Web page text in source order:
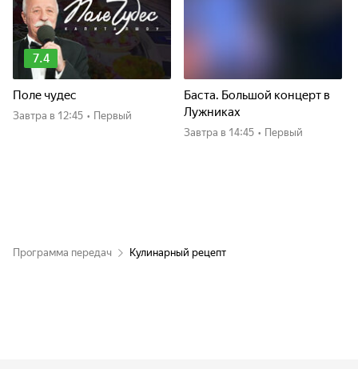
7.4
Поле чудес
Завтра в 12:45 • Первый
Баста. Большой концерт в
Лужниках
Завтра в 14:45 • Первый
Программа передач Кулинарный рецепт